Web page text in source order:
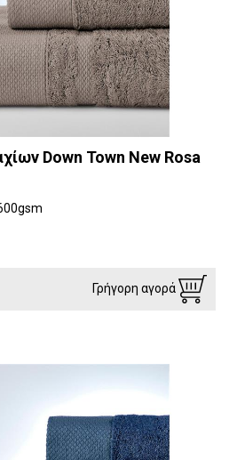
Down Town New Rosa
Γρήγορη αγορά